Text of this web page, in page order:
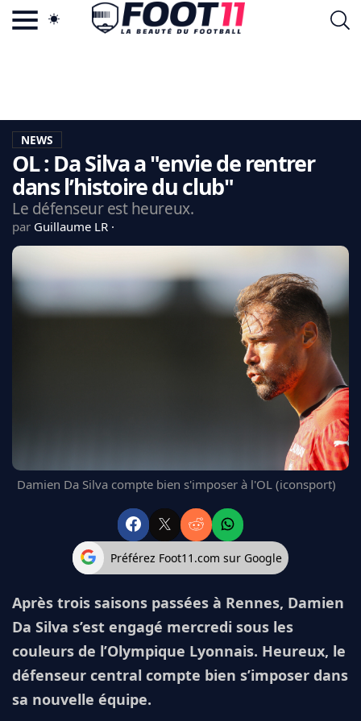
LA CHARTE
VIE PRIVÉE
CGU
CONTACTEZ-NOUS
CDM 2026
EDF
PSG
L'AVIS DE LA RÉDAC'
NEWS
OL : Da Silva a "envie de rentrer
dans l’histoire du club"
Le défenseur est heureux.
par Guillaume LR
Damien Da Silva compte bien s'imposer à l'OL (iconsport)
Préférez Foot11.com sur Google
Après trois saisons passées à Rennes, Damien
Da Silva s’est engagé mercredi sous les
couleurs de l’Olympique Lyonnais. Heureux, le
défenseur central compte bien s’imposer dans
sa nouvelle équipe.